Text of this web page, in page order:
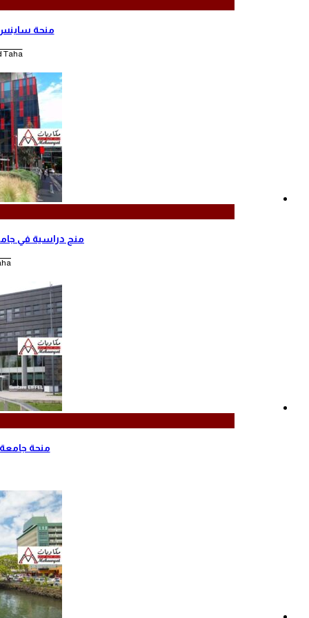
منحة ساينس
|
منح دراسية في جامعة
|
منحة جامعة